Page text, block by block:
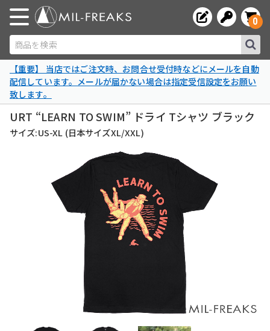
商品を検索
0
【重要】 当店ではご注文時、お問合せ受付時などにメールを自動
配信しています。メールが届かない場合は指定受信設定をお願い
致します。
URT “LEARN TO SWIM” ドライ Tシャツ ブラック
サイズ:US-XL (日本サイズXL/XXL)